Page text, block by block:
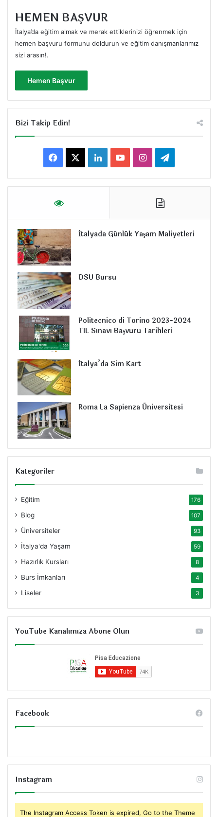
HEMEN BAŞVUR
İtalya’da eğitim almak ve merak ettiklerinizi öğrenmek için
hemen başvuru formunu doldurun ve eğitim danışmanlarımız
sizi arasın!.
Hemen Başvur
Bizi Takip Edin!
Facebook LinkedInYouTubeInstagram
İtalyada Günlük Yaşam Maliyetleri
DSU Bursu
Politecnico di Torino 2023-2024
TIL Sınavı Başvuru Tarihleri
İtalya’da Sim Kart
Roma La Sapienza Üniversitesi
Kategoriler
Eğitim 176
Blog 107
Üniversiteler 93
İtalya'da Yaşam 59
Hazırlık Kursları 8
Burs İmkanları 4
Liseler 3
YouTube Kanalımıza Abone Olun
Facebook
Instagram
The Instagram Access Token is expired, Go to the Theme